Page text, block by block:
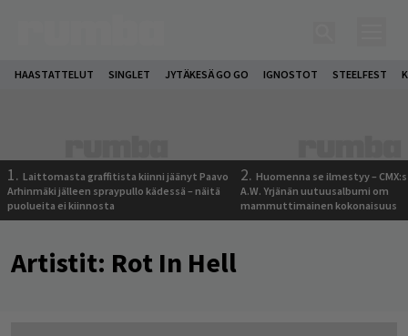
HAASTATTELUT SINGLET JYTÄKESÄ GO GO IGNOSTOT STEELFEST
1. Laittomasta graffitista kiinni jäänyt Paavo
Arhinmäki jälleen spraypullo kädessä – näitä
puolueita ei kiinnosta
2. Huomenna se ilmestyy –
A.W. Yrjänän uutuusalbumi om
mammuttimainen kokonaisuus
Artistit: Rot In Hell